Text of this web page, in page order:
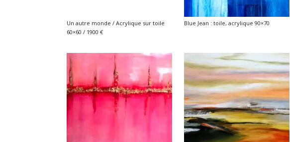
Un autre monde / Acrylique sur toile
60×60 / 1900 €
Blue Jean : toile, acrylique 90×70